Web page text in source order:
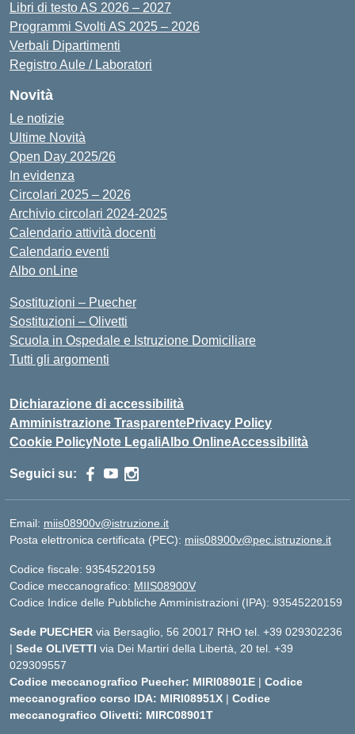
Libri di testo AS 2026 – 2027
Programmi Svolti AS 2025 – 2026
Verbali Dipartimenti
Registro Aule / Laboratori
Novità
Le notizie
Ultime Novità
Open Day 2025/26
In evidenza
Circolari 2025 – 2026
Archivio circolari 2024-2025
Calendario attività docenti
Calendario eventi
Albo onLine
Sostituzioni – Puecher
Sostituzioni – Olivetti
Scuola in Ospedale e Istruzione Domiciliare
Tutti gli argomenti
Dichiarazione di accessibilità
Amministrazione TrasparentePrivacy Policy
Cookie PolicyNote LegaliAlbo OnlineAccessibilità
Seguici su:
Email: miis08900v@istruzione.it
Posta elettronica certificata (PEC): miis08900v@pec.istruzione.it
Codice fiscale: 93545220159
Codice meccanografico: MIIS08900V
Codice Indice delle Pubbliche Amministrazioni (IPA): 93545220159
Sede PUECHER via Bersaglio, 56 20017 RHO tel. +39 029302236
| Sede OLIVETTI via Dei Martiri della Libertà, 20 tel. +39
029309557
Codice meccanografico Puecher: MIRI08901E | Codice
meccanografico corso IDA: MIRI08951X | Codice
meccanografico Olivetti: MIRC08901T